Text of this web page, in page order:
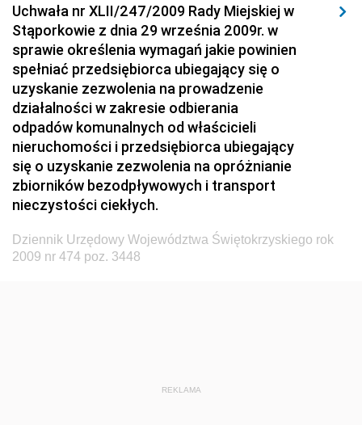
Dziennik Urzędowy Ministerstwa Hutnictwa i
Przemysłu Maszynowego
Dziennik Urzędowy Ministerstwa Zdrowia i Opieki
Społecznej
Dziennik Urzędowy Ministerstwa Rolnictwa, Leśnictwa
i Gospodarki Żywnościowej
Dziennik Urzędowy Ministra Spraw Wewnętrznych
Dziennik Urzędowy Ministra Transportu, Budownictwa
i Gospodarki Morskiej
Dziennik Urzędowy Ministra Administracji i Cyfryzacji
Dziennik Urzędowy Głównego Inspektora Ochrony
Dziennik Urzędowy Ministra Budownictwa i Przemysłu
Uchwała nr XLII/247/2009 Rady Miejskiej w
Stąporkowie z dnia 29 września 2009r. w
sprawie określenia wymagań jakie powinien
spełniać przedsiębiorca ubiegający się o
uzyskanie zezwolenia na prowadzenie
działalności w zakresie odbierania
odpadów komunalnych od właścicieli
nieruchomości i przedsiębiorca ubiegający
się o uzyskanie zezwolenia na opróżnianie
zbiorników bezodpływowych i transport
nieczystości ciekłych.
Dziennik Urzędowy Województwa Świętokrzyskiego rok
2009 nr 474 poz. 3448
REKLAMA